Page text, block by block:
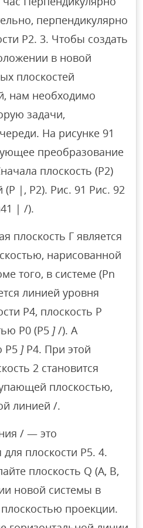
перпендикулярно
P2. 3. Чтобы создать
в новой
плоскостей
нам необходимо
задачи,
На рисунке 91
преобразование
плоскость (P2)
(P |, P2). Рис. 91 Рис. 92
| /).
плоскость Γ является
нарисованной
того, в системе (Pn
линией уровня
P4, плоскость P
P0 (P5 ]/). А
P5 ] P4. При этой
2 становится
плоскостью,
линией /.
/ — это
плоскости P5. 4.
плоскость Q (A, B,
новой системы в
проекции.